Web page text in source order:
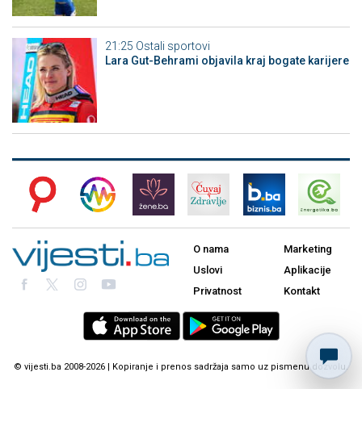
21:25 Ostali sportovi
Lara Gut-Behrami objavila kraj bogate karijere
O nama
Uslovi
Privatnost
Marketing
Aplikacije
Kontakt
© vijesti.ba 2008-2026 | Kopiranje i prenos sadržaja samo uz pismenu dozvolu.